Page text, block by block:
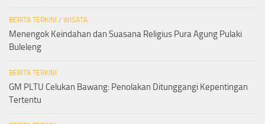
BERITA TERKINI / WISATA
Menengok Keindahan dan Suasana Religius Pura Agung Pulaki
Buleleng
BERITA TERKINI
GM PLTU Celukan Bawang: Penolakan Ditunggangi Kepentingan
Tertentu